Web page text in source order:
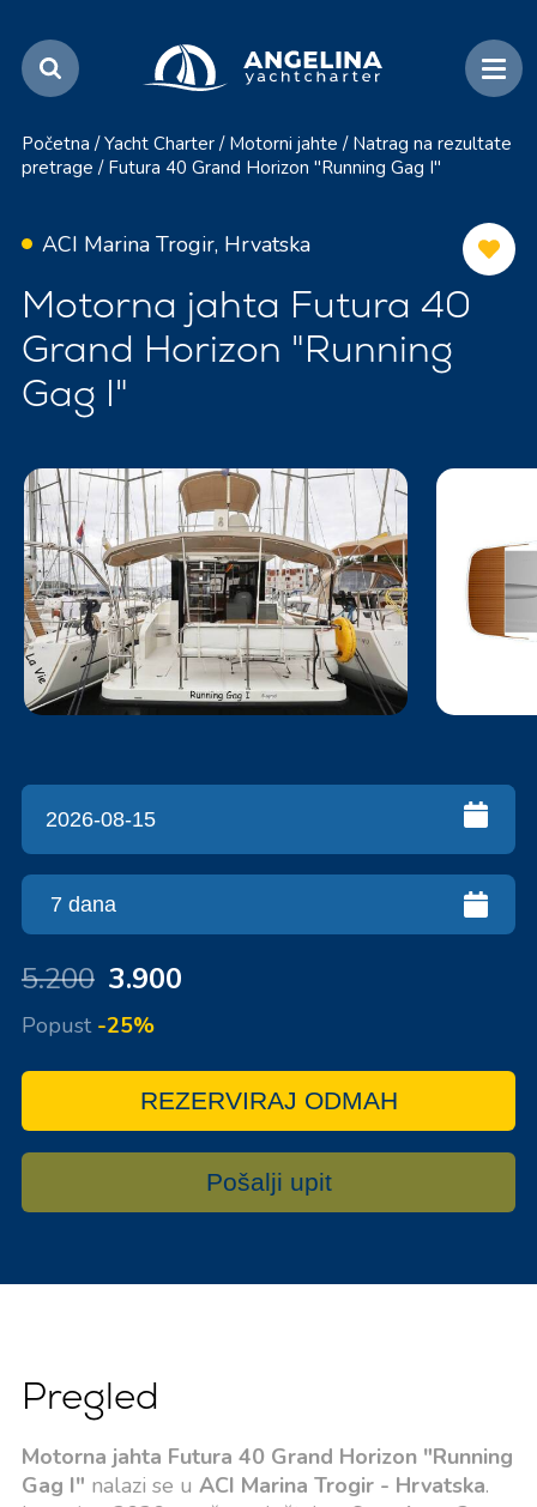
Početna / Yacht Charter / Motorni jahte / Natrag na rezultate
pretrage / Futura 40 Grand Horizon "Running Gag I"
ACI Marina Trogir, Hrvatska
Motorna jahta Futura 40
Grand Horizon "Running
Gag I"
5.200 3.900
Popust -25%
REZERVIRAJ ODMAH
Pošalji upit
Pregled
Motorna jahta Futura 40 Grand Horizon "Running
Gag I" nalazi se u ACI Marina Trogir - Hrvatska.